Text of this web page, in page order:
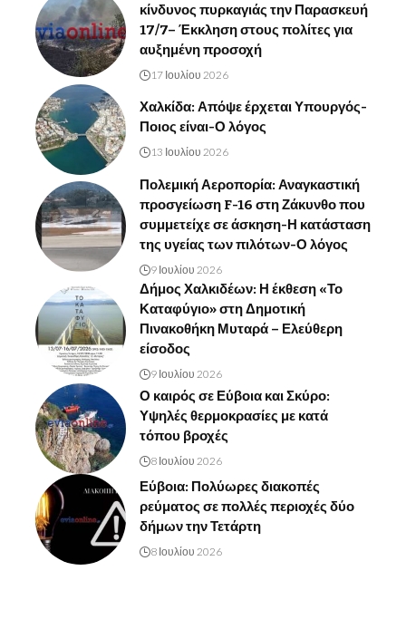
κίνδυνος πυρκαγιάς την Παρασκευή
17/7– Έκκληση στους πολίτες για
αυξημένη προσοχή
17 Ιουλίου 2026
Χαλκίδα: Απόψε έρχεται Υπουργός-
Ποιος είναι-Ο λόγος
13 Ιουλίου 2026
Πολεμική Αεροπορία: Αναγκαστική
προσγείωση F-16 στη Ζάκυνθο που
συμμετείχε σε άσκηση-Η κατάσταση
της υγείας των πιλότων-Ο λόγος
9 Ιουλίου 2026
Δήμος Χαλκιδέων: Η έκθεση «Το
Καταφύγιο» στη Δημοτική
Πινακοθήκη Μυταρά – Ελεύθερη
είσοδος
9 Ιουλίου 2026
Ο καιρός σε Εύβοια και Σκύρο:
Υψηλές θερμοκρασίες με κατά
τόπου βροχές
8 Ιουλίου 2026
Εύβοια: Πολύωρες διακοπές
ρεύματος σε πολλές περιοχές δύο
δήμων την Τετάρτη
8 Ιουλίου 2026